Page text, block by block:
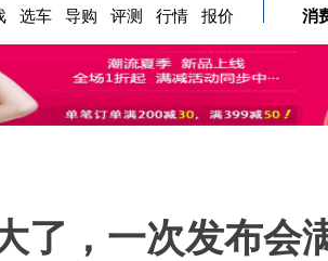
选车 导购 评测 行情 报价
消
了，一次发布会